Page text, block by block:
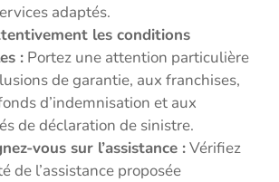
adaptés.
les conditions
: Portez une attention particulière
de garantie, aux franchises,
d’indemnisation et aux
de déclaration de sinistre.
vous sur l’assistance :Vérifiez
de l’assistance proposée